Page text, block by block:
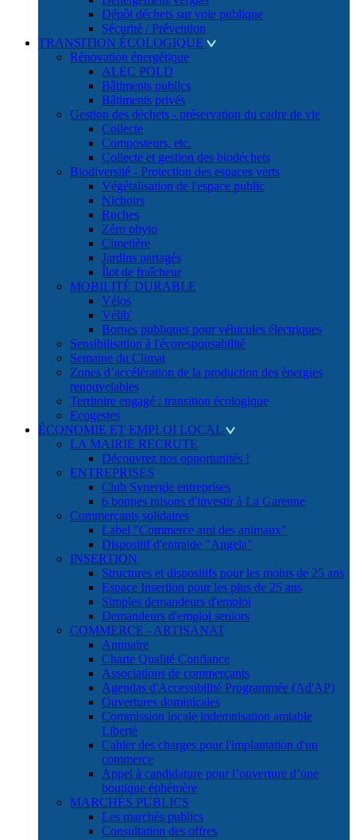
Dépôt déchets sur voie publique
Sécurité / Prévention
TRANSITION ÉCOLOGIQUE
Rénovation énergétique
ALEC POLD
Bâtiments publics
Bâtiments privés
Gestion des déchets - préservation du cadre de vie
Collecte
Composteurs, etc.
Collecte et gestion des biodéchets
Biodiversité - Protection des espaces verts
Végétalisation de l'espace public
Nichoirs
Ruches
Zéro phyto
Cimetière
Jardins partagés
Îlot de fraîcheur
MOBILITÉ DURABLE
Vélos
Vélib'
Bornes publiques pour véhicules électriques
Sensibilisation à l'écoresponsabilité
Semaine du Climat
Zones d’accélération de la production des énergies
renouvelables
Territoire engagé : transition écologique
Ecogestes
ÉCONOMIE ET EMPLOI LOCAL
LA MAIRIE RECRUTE
Découvrez nos opportunités !
ENTREPRISES
Club Synergie entreprises
6 bonnes raisons d'investir à La Garenne
Commerçants solidaires
Label "Commerce ami des animaux"
Dispositif d'entraide "Angela"
INSERTION
Structures et dispositifs pour les moins de 25 ans
Espace Insertion pour les plus de 25 ans
Simples demandeurs d'emploi
Demandeurs d'emploi seniors
COMMERCE - ARTISANAT
Annuaire
Charte Qualité Confiance
Associations de commerçants
Agendas d'Accessibilité Programmée (Ad'AP)
Ouvertures dominicales
Commission locale indemnisation amiable
Liberté
Cahier des charges pour l'implantation d'un
commerce
Appel à candidature pour l’ouverture d’une
boutique éphémère
MARCHÉS PUBLICS
Les marchés publics
Consultation des offres